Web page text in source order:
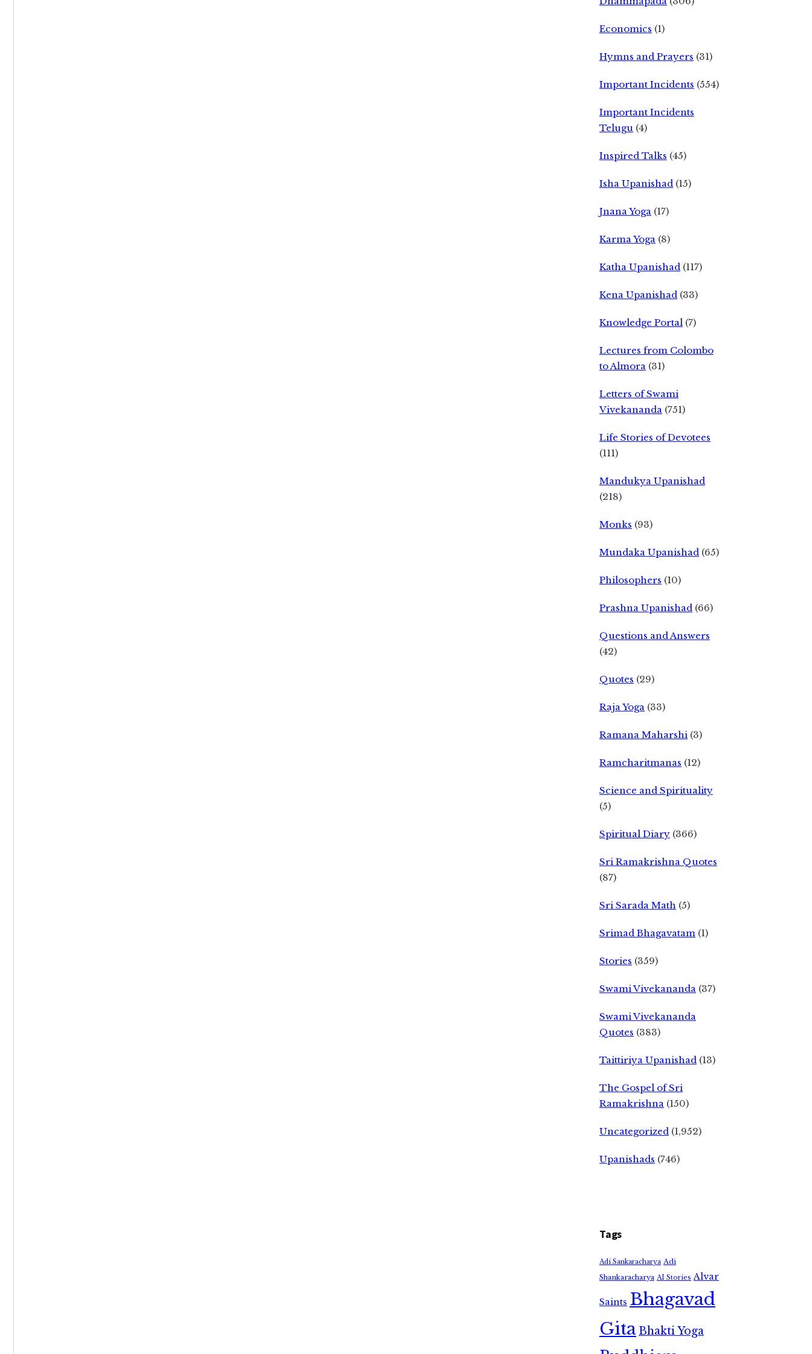
Economics (1)
Hymns and Prayers (31)
Important Incidents (554)
Important Incidents
Telugu (4)
Inspired Talks (45)
Isha Upanishad (15)
Jnana Yoga (17)
Karma Yoga (8)
Katha Upanishad (117)
Kena Upanishad (33)
Knowledge Portal (7)
Lectures from Colombo
to Almora (31)
Letters of Swami
Vivekananda (751)
Life Stories of Devotees
(111)
Mandukya Upanishad
(218)
Monks (93)
Mundaka Upanishad (65)
Philosophers (10)
Prashna Upanishad (66)
Questions and Answers
(42)
Quotes (29)
Raja Yoga (33)
Ramana Maharshi (3)
Ramcharitmanas (12)
Science and Spirituality
(5)
Spiritual Diary (366)
Sri Ramakrishna Quotes
(87)
Sri Sarada Math (5)
Srimad Bhagavatam (1)
Stories (359)
Swami Vivekananda (37)
Swami Vivekananda
Quotes (383)
Taittiriya Upanishad (13)
The Gospel of Sri
Ramakrishna (150)
Uncategorized (1,952)
Upanishads (746)
Tags
Adi Sankaracharya Adi
Shankaracharya AI Stories Alvar
Saints Bhagavad
GitaBhakti Yoga